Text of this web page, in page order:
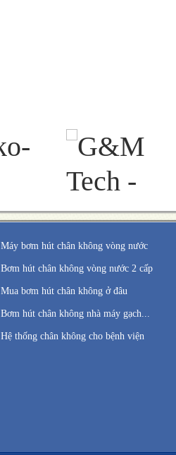
Máy bơm hút chân không vòng nước
Bơm hút chân không vòng nước 2 cấp
Mua bơm hút chân không ở đâu
Bơm hút chân không nhà máy gạch...
Hệ thống chân không cho bệnh viện